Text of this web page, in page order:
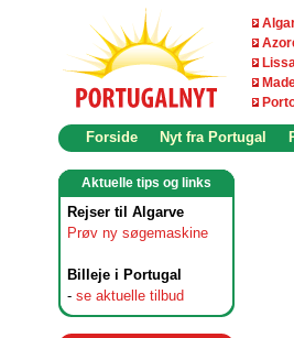
Forside Nyt fra Portugal
Aktuelle tips og links
Rejser til Algarve
Prøv ny søgemaskine
Billeje i Portugal
- se aktuelle tilbud